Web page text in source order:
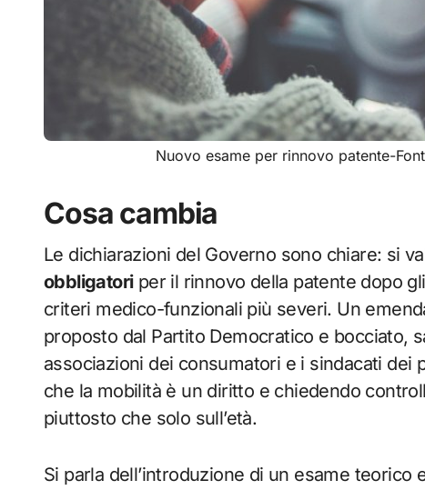
Nuovo esame per rinnovo patente-
Cosa cambia
Le dichiarazioni del Governo sono chiare: si
obbligatoriper il rinnovo della patente dopo
criteri medico-funzionali più severi. Un
proposto dal Partito Democratico e bocciato,
associazioni dei consumatori e i sindacati dei
che la mobilità è un diritto e chiedendo
piuttosto che solo sull’età.
Si parla dell’introduzione di un esame